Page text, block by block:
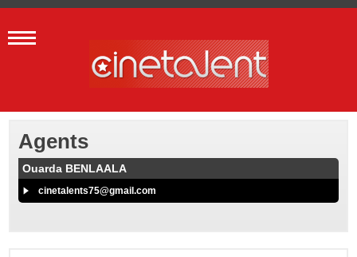
Agents
Ouarda BENLAALA
cinetalents75@gmail.com